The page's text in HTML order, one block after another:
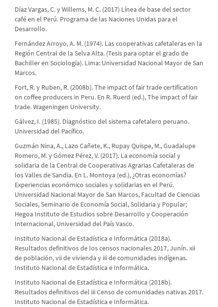
Díaz Vargas, C. y Willems, M. C. (2017) Línea de base del sector
café en el Perú. Programa de las Naciones Unidas para el
Desarrollo.
Fernández Arroyo, A. M. (1974). Las cooperativas cafetaleras en la
Región Central de la Selva Alta. (Tesis para optar el grado de
Bachiller en Sociología). Lima: Universidad Nacional Mayor de San
Marcos.
Fort, R. y Ruben, R. (2008b). The impact of fair trade certification
on coffee producers in Peru. En R. Ruerd (ed.), The impact of fair
trade. Wageningen University.
Gálvez, I. (1985). Diagnóstico del sistema cafetalero peruano.
Universidad del Pacífico.
Guzmán Nina, A., Lazo Cañete, K., Rupay Quispe, M., Guadalupe
Romero, M. y Gómez Pérez, V. (2017). La economía social y
solidaria de la Central de Cooperativas Agrarias Cafetaleras de
los Valles de Sandia. En L. Montoya (ed.), ¿Otras economías?
Experiencias económico sociales y solidarias en el Perú.
Universidad Nacional Mayor de San Marcos, Facultad de Ciencias
Sociales, Seminario de Economía Social, Solidaria y Popular;
Hegoa Instituto de Estudios sobre Desarrollo y Cooperación
Internacional, Universidad del País Vasco.
Instituto Nacional de Estadística e Informática (2018a).
Resultados definitivos de los censos nacionales 2017, Junín. xii
de población, vii de vivienda y iii de comunidades indígenas.
Instituto Nacional de Estadística e Informática.
Instituto Nacional de Estadística e Informática (2018b).
Resultados definitivos del iii Censo de comunidades nativas 2017.
Instituto Nacional de Estadística e Informática.